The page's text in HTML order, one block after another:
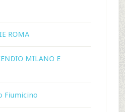
ROMA
MILANO E
Fiumicino